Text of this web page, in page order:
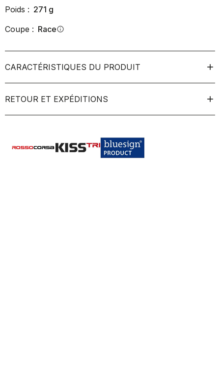
Poids : 271 g
Coupe : Raceinfo
CARACTÉRISTIQUES DU PRODUIT
RETOUR ET EXPÉDITIONS